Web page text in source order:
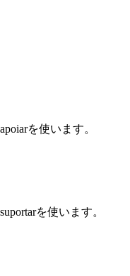
を使います。
を使います。